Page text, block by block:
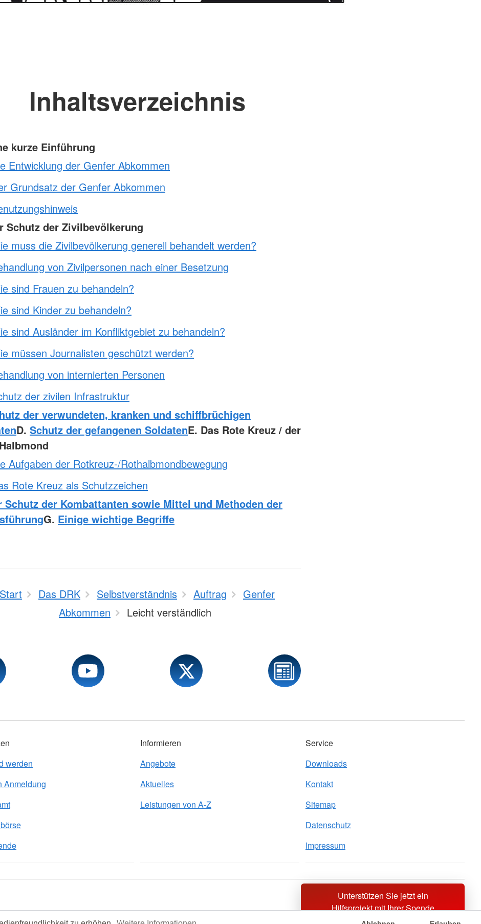
Inhaltsverzeichnis
kurze Einführung
Entwicklung der Genfer Abkommen
Grundsatz der Genfer Abkommen
Schutz der Zivilbevölkerung
muss die Zivilbevölkerung generell behandelt werden?
von Zivilpersonen nach einer Besetzung
sind Frauen zu behandeln?
sind Kinder zu behandeln?
sind Ausländer im Konfliktgebiet zu behandeln?
müssen Journalisten geschützt werden?
von internierten Personen
der zivilen Infrastruktur
der verwundeten, kranken und schiffbrüchigen
D. Schutz der gefangenen SoldatenE. Das Rote Kreuz / der
Aufgaben der Rotkreuz-/Rothalbmondbewegung
Rote Kreuz als Schutzzeichen
Schutz der Kombattanten sowie Mittel und Methoden der
G. Einige wichtige Begriffe
Unterstützen Sie jetzt ein
Hilfsprojekt mit Ihrer Spende
Start Das DRK Selbstverständnis Auftrag
Genfer
Abkommen
Leicht verständlich
werden
Anmeldung
Informieren
Angebote
Aktuelles
Leistungen von A-Z
Service
Downloads
Kontakt
Sitemap
Datenschutz
Impressum
Sprache wechseln zu